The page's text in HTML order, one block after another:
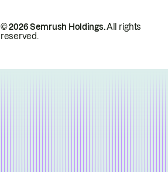
© 2026 Semrush Holdings.All rights
reserved.